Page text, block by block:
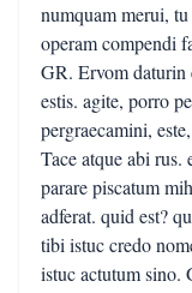
numquam merui,
operam compendi
GR. Ervom daturin
estis. agite, porro
pergraecamini,
Tace atque abi
parare piscatum
adferat. quid est?
tibi istuc credo
istuc actutum sino.